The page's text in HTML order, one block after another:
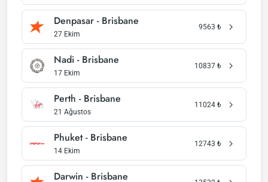
Denpasar - Brisbane
27 Ekim
9563 ₺
Nadi - Brisbane
17 Ekim
10837 ₺
Perth - Brisbane
21 Ağustos
11024 ₺
Phuket - Brisbane
14 Ekim
12743 ₺
Darwin - Brisbane